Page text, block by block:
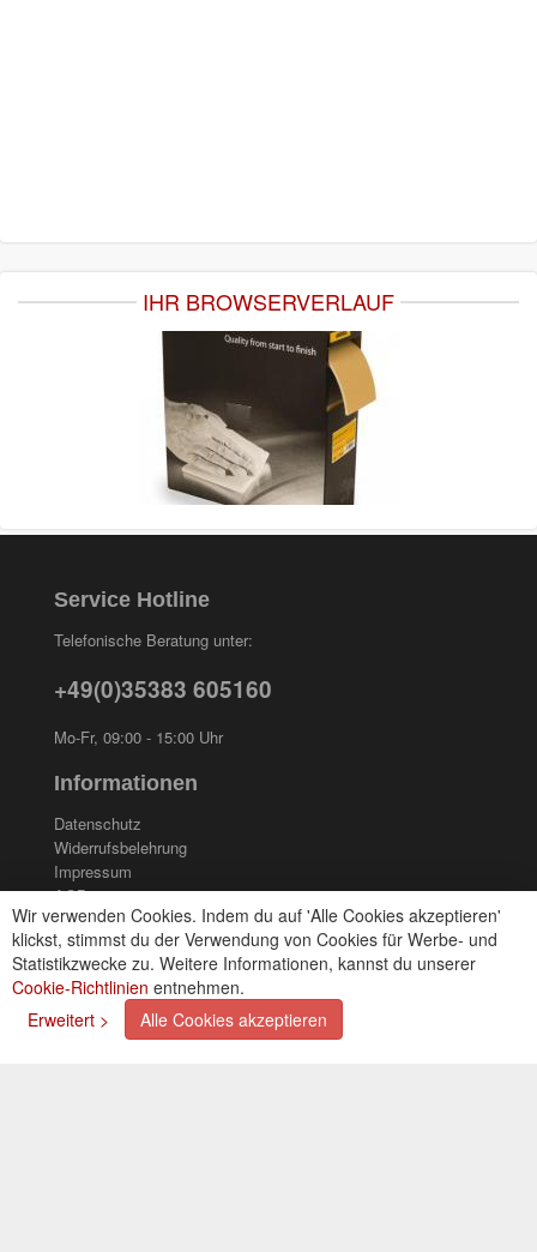
IHR BROWSERVERLAUF
Wir verwenden Cookies. Indem du auf 'Alle Cookies akzeptieren'
klickst, stimmst du der Verwendung von Cookies für Werbe- und
Statistikzwecke zu. Weitere Informationen, kannst du unserer
Cookie-Richtlinien entnehmen.
Erweitert >
Alle Cookies akzeptieren
Service Hotline
Telefonische Beratung unter:
+49(0)35383 605160
Mo-Fr, 09:00 - 15:00 Uhr
Informationen
Datenschutz
Widerrufsbelehrung
Impressum
AGB
Kontakt
Cookies einstellungen
Zahlungsarten